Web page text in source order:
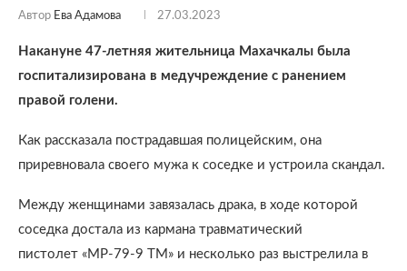
Автор Ева Адамова 27.03.2023
Накануне 47-летняя жительница Махачкалы была
госпитализирована в медучреждение с ранением
правой голени.
Как рассказала пострадавшая полицейским, она
приревновала своего мужа к соседке и устроила скандал.
Между женщинами завязалась драка, в ходе которой
соседка достала из кармана травматический
пистолет «МР-79-9 ТМ» и несколько раз выстрелила в